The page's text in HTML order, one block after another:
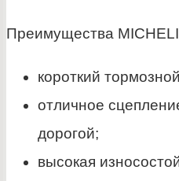
Преимущества
короткий
отличное
дорогой;
высокая